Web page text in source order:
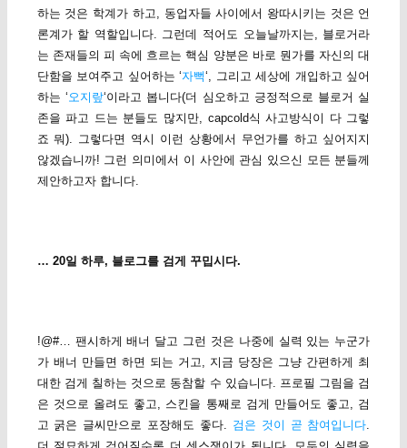
하는 것은 학계가 하고, 동업자들 사이에서 왕따시키는 것은 언
론계가 할 역할입니다. 그런데 적어도 오늘날까지는, 블로거라
는 존재들의 피 속에 흐르는 핵심 양분은 바로 뭔가를 자신의 대
단함을 보여주고 싶어하는 ‘자뻑‘, 그리고 세상에 개입하고 싶어
하는 ‘ 오지랖‘이라고 봅니다(더 심오하고 긍정적으로 블로거 실
존을 파고 드는 분들도 많지만, capcold식 사고방식이 다 그렇
죠 뭐). 그렇다면 역시 이런 상황에서 무언가를 하고 싶어지지
않겠습니까! 그런 의미에서 이 사안에 관심 있으신 모든 분들께
제안하고자 합니다.
… 20일 하루, 블로그를 검게 꾸밉시다.
!@#… 팬시하게 배너 달고 그런 것은 나중에 실력 있는 누군가
가 배너 만들면 하면 되는 거고, 지금 당장은 그냥 간편하게 최
대한 검게 칠하는 것으로 동참할 수 있습니다. 프로필 그림을 검
은 것으로 올려도 좋고, 스킨을 통째로 검게 만들어도 좋고, 검
고 굵은 글씨만으로 포장해도 좋다. 검은 것이 곧 참여입니다.